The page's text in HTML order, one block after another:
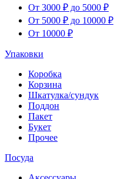
От 3000 ₽ до 5000 ₽
От 5000 ₽ до 10000 ₽
От 10000 ₽
Упаковки
Коробка
Корзина
Шкатулка/сундук
Поддон
Пакет
Букет
Прочее
Посуда